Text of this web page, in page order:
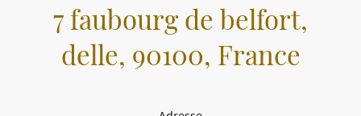
7 faubourg de belfort,
delle, 90100, France